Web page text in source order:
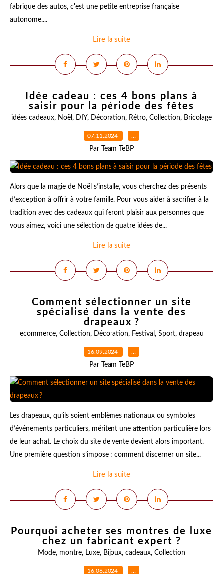
fabrique des autos, c'est une petite entreprise française
autonome....
Lire la suite
Idée cadeau : ces 4 bons plans à
saisir pour la période des fêtes
idées cadeaux, Noël , DIY, Décoration, Rétro, Collection, Bricolage
07.11.2024 …
Par Team TeBP
Alors que la magie de Noël s’installe, vous cherchez des présents
d’exception à offrir à votre famille. Pour vous aider à sacrifier à la
tradition avec des cadeaux qui feront plaisir aux personnes que
vous aimez, voici une sélection de quatre idées de...
Lire la suite
Comment sélectionner un site
spécialisé dans la vente des
drapeaux ?
ecommerce, Collection, Décoration, Festival , Sport, drapeau
16.09.2024 …
Par Team TeBP
Les drapeaux, qu’ils soient emblèmes nationaux ou symboles
d’événements particuliers, méritent une attention particulière lors
de leur achat. Le choix du site de vente devient alors important.
Une première question s’impose : comment discerner un site...
Lire la suite
Pourquoi acheter ses montres de luxe
chez un fabricant expert ?
Mode, montre, Luxe, Bijoux, cadeaux, Collection
16.06.2024 …